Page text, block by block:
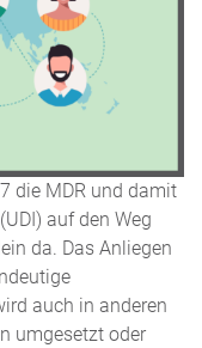
die MDR und damit
auf den Weg
da. Das Anliegen
auch in anderen
umgesetzt oder